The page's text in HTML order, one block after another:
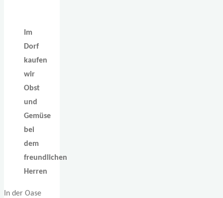
Im
Dorf
kaufen
wir
Obst
und
Gemüse
bei
dem
freundlichen
Herren
In der Oase